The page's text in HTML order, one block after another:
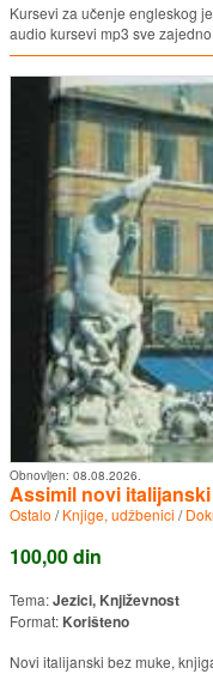
Kursevi za učenje engleskog
audio kursevi mp3 sve
Obnovljen: 08.08.2026.
Assimil novi
Ostalo /Knjige, udžbenici /
100,00 din
Tema:Jezici, Književnost
Format: Korišteno
Novi italijanski bez muke,